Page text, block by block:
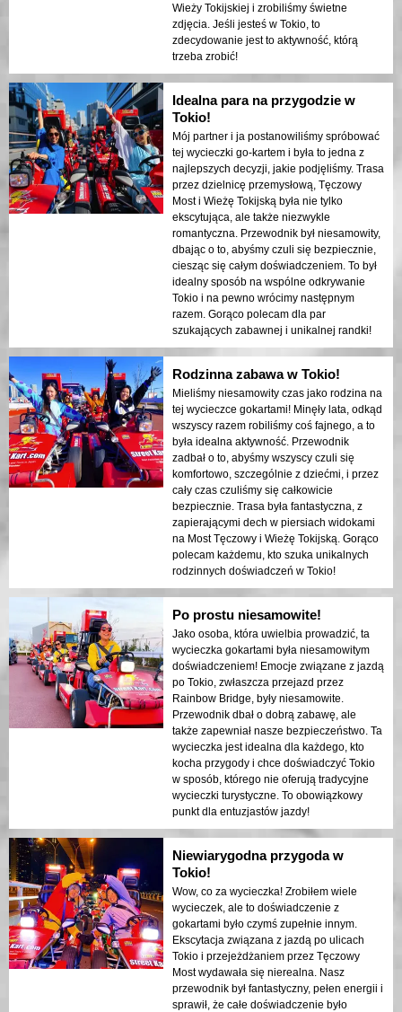
Wieży Tokijskiej i zrobiliśmy świetne
zdjęcia. Jeśli jesteś w Tokio, to
zdecydowanie jest to aktywność, którą
trzeba zrobić!
Idealna para na przygodzie w
Tokio!
Mój partner i ja postanowiliśmy spróbować
tej wycieczki go-kartem i była to jedna z
najlepszych decyzji, jakie podjęliśmy. Trasa
przez dzielnicę przemysłową, Tęczowy
Most i Wieżę Tokijską była nie tylko
ekscytująca, ale także niezwykle
romantyczna. Przewodnik był niesamowity,
dbając o to, abyśmy czuli się bezpiecznie,
ciesząc się całym doświadczeniem. To był
idealny sposób na wspólne odkrywanie
Tokio i na pewno wrócimy następnym
razem. Gorąco polecam dla par
szukających zabawnej i unikalnej randki!
Rodzinna zabawa w Tokio!
Mieliśmy niesamowity czas jako rodzina na
tej wycieczce gokartami! Minęły lata, odkąd
wszyscy razem robiliśmy coś fajnego, a to
była idealna aktywność. Przewodnik
zadbał o to, abyśmy wszyscy czuli się
komfortowo, szczególnie z dziećmi, i przez
cały czas czuliśmy się całkowicie
bezpiecznie. Trasa była fantastyczna, z
zapierającymi dech w piersiach widokami
na Most Tęczowy i Wieżę Tokijską. Gorąco
polecam każdemu, kto szuka unikalnych
rodzinnych doświadczeń w Tokio!
Po prostu niesamowite!
Jako osoba, która uwielbia prowadzić, ta
wycieczka gokartami była niesamowitym
doświadczeniem! Emocje związane z jazdą
po Tokio, zwłaszcza przejazd przez
Rainbow Bridge, były niesamowite.
Przewodnik dbał o dobrą zabawę, ale
także zapewniał nasze bezpieczeństwo. Ta
wycieczka jest idealna dla każdego, kto
kocha przygody i chce doświadczyć Tokio
w sposób, którego nie oferują tradycyjne
wycieczki turystyczne. To obowiązkowy
punkt dla entuzjastów jazdy!
Niewiarygodna przygoda w
Tokio!
Wow, co za wycieczka! Zrobiłem wiele
wycieczek, ale to doświadczenie z
gokartami było czymś zupełnie innym.
Ekscytacja związana z jazdą po ulicach
Tokio i przejeżdżaniem przez Tęczowy
Most wydawała się nierealna. Nasz
przewodnik był fantastyczny, pełen energii i
sprawił, że całe doświadczenie było